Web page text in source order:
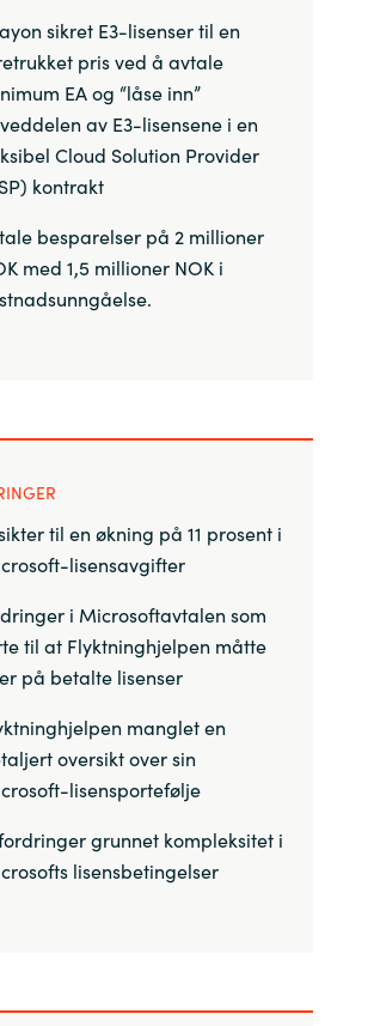
sikret E3-lisenser til en
pris ved å avtale
EA og “låse inn”
av E3-lisensene i en
Cloud Solution Provider
kontrakt
besparelser på 2 millioner
med 1,5 millioner NOK i
til en økning på 11 prosent i
lisensavgifter
i Microsoftavtalen som
til at Flyktninghjelpen måtte
på betalte lisenser
manglet en
oversikt over sin
lisensportefølje
grunnet kompleksitet i
lisensbetingelser